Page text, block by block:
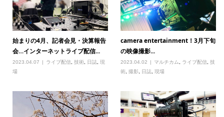
始まりの4月、記者会見・決算報告
会…インターネットライブ配信...
2023.04.07 ライブ配信, 技術, 日誌, 現
場
camera entertainment！3月下旬
の映像撮影...
2023.04.02 マルチカム, ライブ配信,技
術,撮影, 日誌,現場